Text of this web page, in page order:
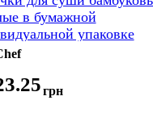
в бумажной
упаковке
мм 100 шт (30 уп в
.25грн